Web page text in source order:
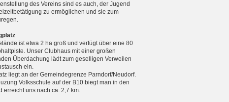
des Vereins sind es auch, der Jugend
zu ermöglichen und sie zum
ist etwa 2 ha groß und verfügt über eine 80
Unser Clubhaus mit einer großen
Überdachung lädt zum geselligen Verweilen
ein.
liegt an der Gemeindegrenze Parndorf/Neudorf.
Volksschule auf der B10 biegt man in den
erreicht uns nach ca. 2,7 km.